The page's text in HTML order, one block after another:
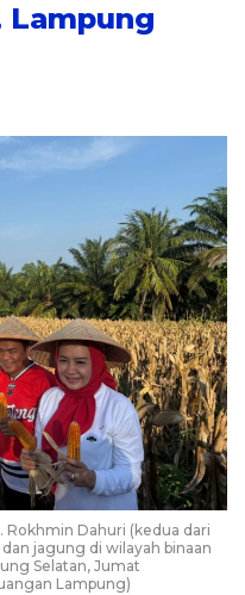
Lampung
Rokhmin Dahuri (kedua dari
jagung di wilayah binaan
Selatan, Jumat
Lampung)